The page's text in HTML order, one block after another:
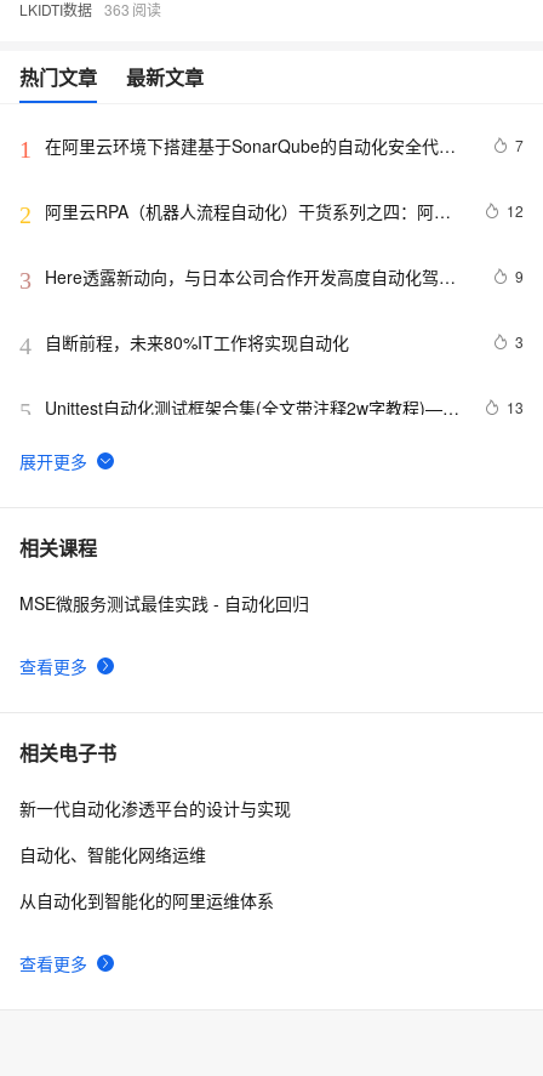
LKIDTI数据 363
热门文章 最新文章
1
在阿里云环境下搭建基于SonarQube的自动化安全代码
7
2
阿里云RPA（机器人流程自动化）干货系列之四：阿里
12
3
Here透露新动向，与日本公司合作开发高度自动化驾驶
9
4 自断前程，未来80%IT工作将实现自动化 3
5
Unittest自动化测试框架合集(全文带注释2w字教程)——
13
6
DevOps实践：持续集成与持续部署（CI/CD）的自动化
7 web自动化测试-playwright工具5分钟上手
8 SharePoint自动化系列——Set MMS field value using
9 Python办公自动化实战：手把手教你打造智能邮件发送
10
的抵触情绪
相关课程
查看更多
MSE微服务测试最佳实践 - 自动化回归
相关电子书
查看更多
新一代自动化渗透平台的设计与实现
自动化、智能化网络运维
从自动化到智能化的阿里运维体系